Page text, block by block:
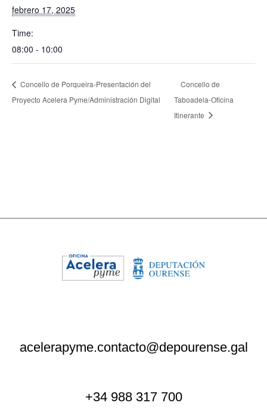
febrero 17, 2025
Time:
08:00 - 10:00
Concello de Porqueira-Presentación del
Proyecto Acelera Pyme/Administración Digital
Concello de
Taboadela-Oficina
Itinerante
acelerapyme.contacto@depourense.gal
+34 988 317 700